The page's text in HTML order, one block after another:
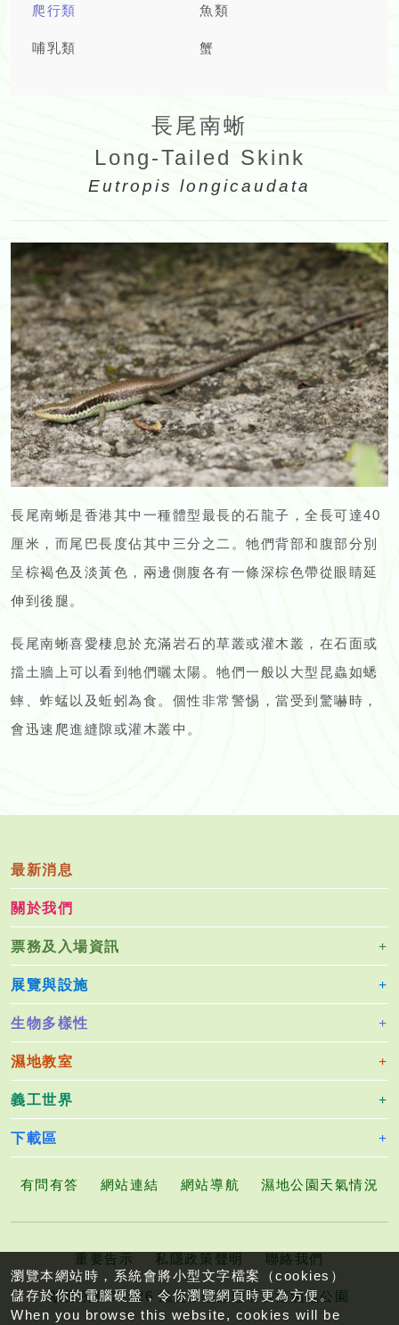
爬行類 魚類
哺乳類 蟹
長尾南蜥
Long-Tailed Skink
Eutropis longicaudata
長尾南蜥是香港其中一種體型最長的石龍子，全長可達40
厘米，而尾巴長度佔其中三分之二。牠們背部和腹部分別
呈棕褐色及淡黃色，兩邊側腹各有一條深棕色帶從眼睛延
伸到後腿。
長尾南蜥喜愛棲息於充滿岩石的草叢或灌木叢，在石面或
擋土牆上可以看到牠們曬太陽。牠們一般以大型昆蟲如蟋
蟀、蚱蜢以及蚯蚓為食。個性非常警惕，當受到驚嚇時，
會迅速爬進縫隙或灌木叢中。
最新消息
關於我們
票務及入場資訊
展覽與設施
生物多樣性
濕地教室
義工世界
下載區
有問有答 網站連結 網站導航 濕地公園天氣情況
重要告示 私隱政策聲明 聯絡我們
版權所有©2026 漁農自然護理署香港濕地公園
瀏覽本網站時，系統會將小型文字檔案（cookies）
儲存於你的電腦硬盤，令你瀏覽網頁時更為方便。
When you browse this website, cookies will be